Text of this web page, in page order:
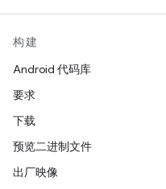
构建
Android 代码库
要求
下载
预览二进制文件
出厂映像